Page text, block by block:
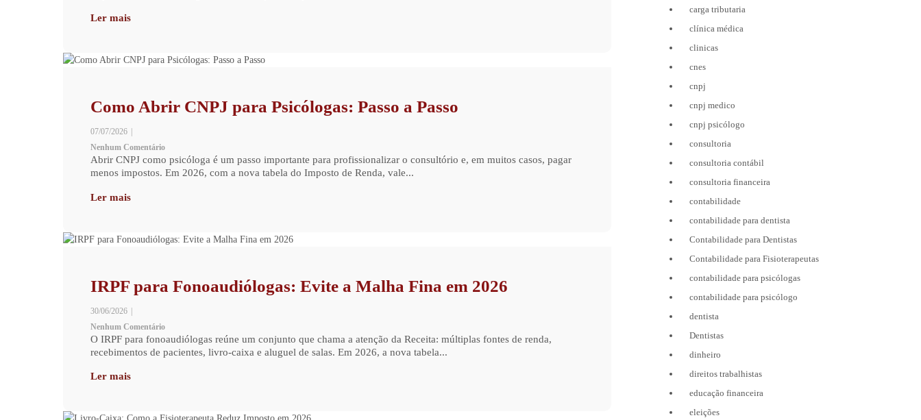
Ler mais
Como Abrir CNPJ para Psicólogas: Passo a Passo
07/07/2026
Nenhum Comentário
Abrir CNPJ como psicóloga é um passo importante para profissionalizar o consultório e, em muitos casos, pagar
menos impostos. Em 2026, com a nova tabela do Imposto de Renda, vale...
Ler mais
IRPF para Fonoaudiólogas: Evite a Malha Fina em 2026
30/06/2026 |
Nenhum Comentário
O IRPF para fonoaudiólogas reúne um conjunto que chama a atenção da Receita: múltiplas fontes de renda,
recebimentos de pacientes, livro-caixa e aluguel de salas. Em 2026, a nova tabela...
Ler mais
carga tributaria
clínica médica
clinicas
cnes
cnpj
cnpj medico
cnpj psicólogo
consultoria
consultoria contábil
consultoria financeira
contabilidade
contabilidade para dentista
Contabilidade para Dentistas
Contabilidade para Fisioterapeutas
contabilidade para psicólogas
contabilidade para psicólogo
dentista
Dentistas
dinheiro
direitos trabalhistas
educação financeira
eleições